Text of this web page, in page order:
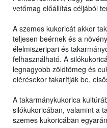
vetőmag előállítás céljából
A szemes kukoricát akkor
teljesen beérnek és a
élelmiszeripari és
felhasználható. A
legnagyobb zöldtömeg és
elérésekor takarítják be,
A takarmánykukorica
silókukoricában, valamint a
szemes kukoricában